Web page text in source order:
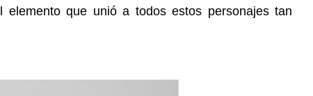
que unió a todos estos personajes tan